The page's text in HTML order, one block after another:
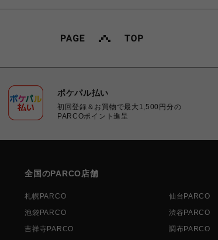
ポケパル払い
初回登録＆お買物で最大1,500円分の
PARCOポイント進呈
全国のPARCO店舗
札幌PARCO 仙台PARCO
池袋PARCO
渋谷PARCO
吉祥寺PARCO
調布PARCO